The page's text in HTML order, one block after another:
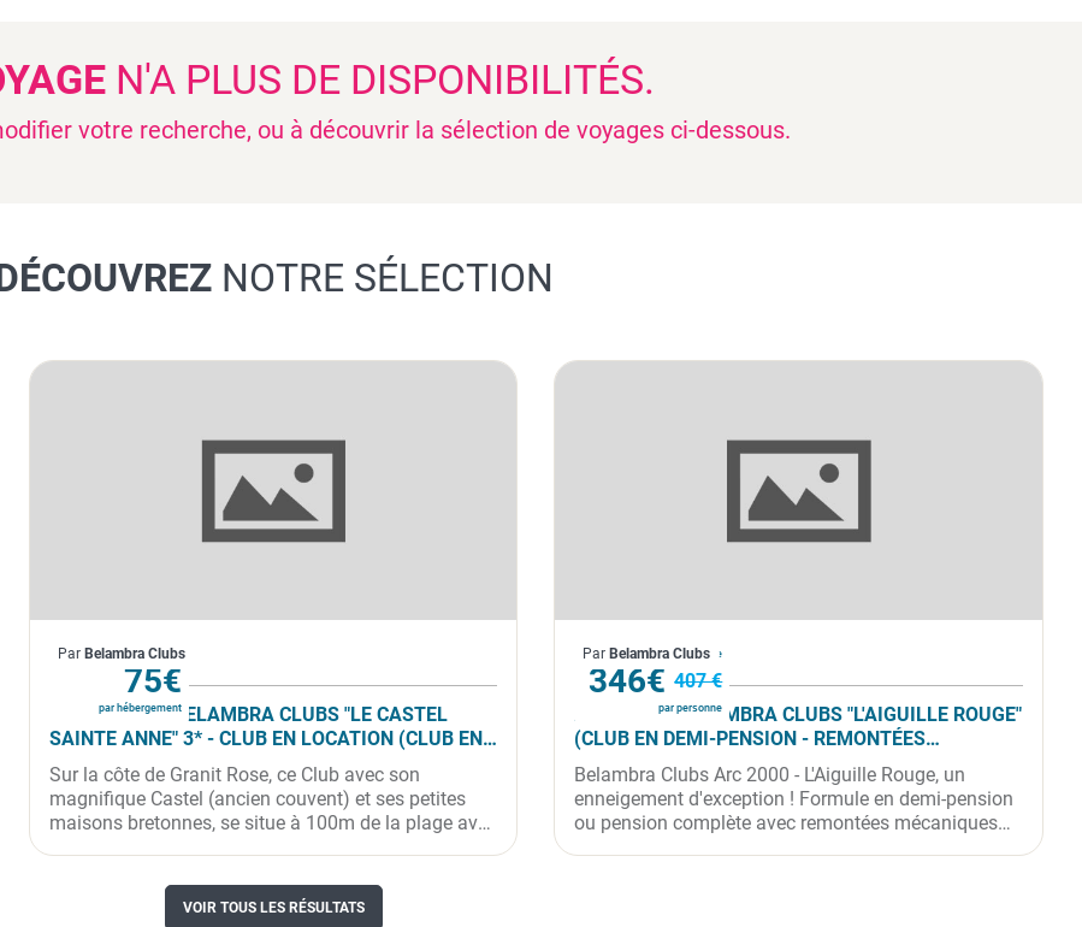
N'A PLUS DE DISPONIBILITÉS.
votre recherche, ou à découvrir la sélection de voyages ci-dessous.
NOTRE SÉLECTION
À partir de
75€
par hébergement
Par Belambra Clubs
France
TRÉGASTEL - BELAMBRA CLUBS "LE CASTEL
SAINTE ANNE" 3* - CLUB EN LOCATION (CLUB EN
LOCATION)
Sur la côte de Granit Rose, ce Club avec son
magnifique Castel (ancien couvent) et ses petites
maisons bretonnes, se situe à 100m de la plage avec
À partir de
346€407 €
par personne
Par Belambra Clubs
France
ARC 2000 - BELAMBRA CLUBS "L'AIGUILLE ROUGE"
(CLUB EN DEMI-PENSION - REMONTÉES
MÉCANIQUES INCLUSES)
Belambra Clubs Arc 2000 - L'Aiguille Rouge, un
enneigement d'exception ! Formule en demi-pension
ou pension complète avec remontées mécaniques
VOIR TOUS LES RÉSULTATS